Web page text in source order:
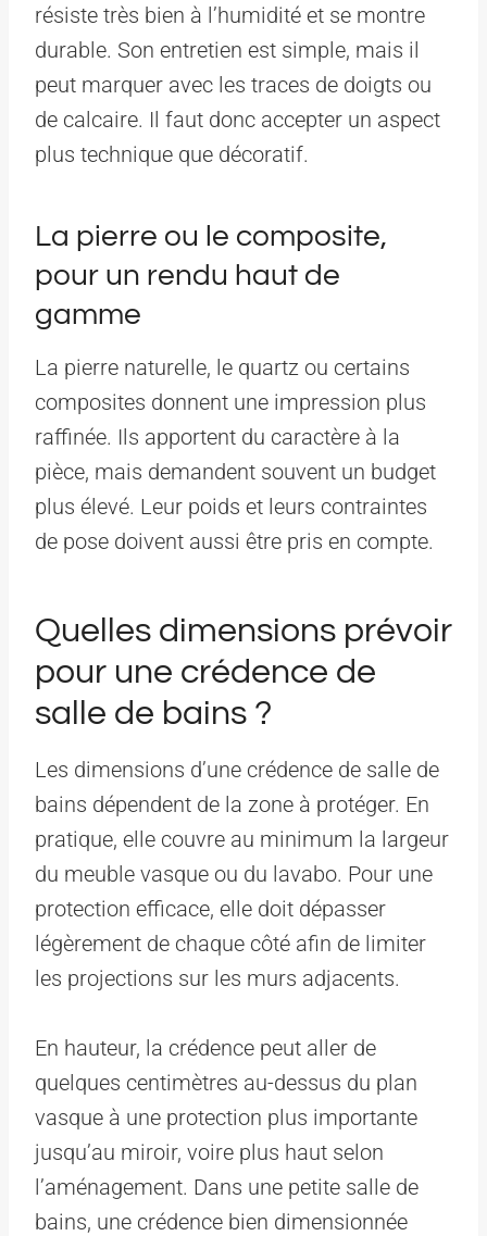
résiste très bien à l’humidité et se montre
durable. Son entretien est simple, mais il
peut marquer avec les traces de doigts ou
de calcaire. Il faut donc accepter un aspect
plus technique que décoratif.
La pierre ou le composite,
pour un rendu haut de
gamme
La pierre naturelle, le quartz ou certains
composites donnent une impression plus
raffinée. Ils apportent du caractère à la
pièce, mais demandent souvent un budget
plus élevé. Leur poids et leurs contraintes
de pose doivent aussi être pris en compte.
Quelles dimensions prévoir
pour une crédence de
salle de bains ?
Les dimensions d’une crédence de salle de
bains dépendent de la zone à protéger. En
pratique, elle couvre au minimum la largeur
du meuble vasque ou du lavabo. Pour une
protection efficace, elle doit dépasser
légèrement de chaque côté afin de limiter
les projections sur les murs adjacents.
En hauteur, la crédence peut aller de
quelques centimètres au-dessus du plan
vasque à une protection plus importante
jusqu’au miroir, voire plus haut selon
l’aménagement. Dans une petite salle de
bains, une crédence bien dimensionnée